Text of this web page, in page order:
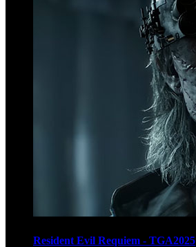
Resident Evil Requiem - TGA2025